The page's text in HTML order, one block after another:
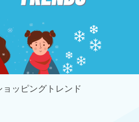
ッピングトレンド